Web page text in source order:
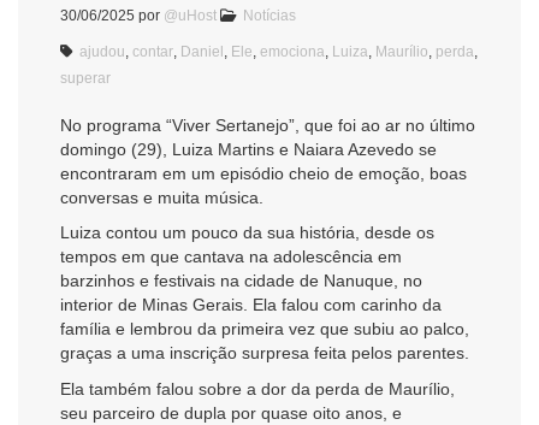
30/06/2025 por @uHost Notícias
ajudou contar Daniel Ele emociona Luiza Maurílio perda
superar
No programa “Viver Sertanejo”, que foi ao ar no último
domingo (29), Luiza Martins e Naiara Azevedo se
encontraram em um episódio cheio de emoção, boas
conversas e muita música.
Luiza contou um pouco da sua história, desde os
tempos em que cantava na adolescência em
barzinhos e festivais na cidade de Nanuque, no
interior de Minas Gerais. Ela falou com carinho da
família e lembrou da primeira vez que subiu ao palco,
graças a uma inscrição surpresa feita pelos parentes.
Ela também falou sobre a dor da perda de Maurílio,
seu parceiro de dupla por quase oito anos, e